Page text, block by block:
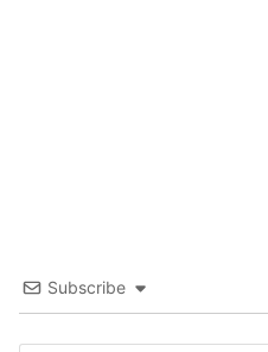
Subscribe